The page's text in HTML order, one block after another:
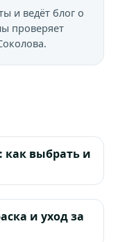
и ведёт блог о
проверяет
как выбрать и
и уход за